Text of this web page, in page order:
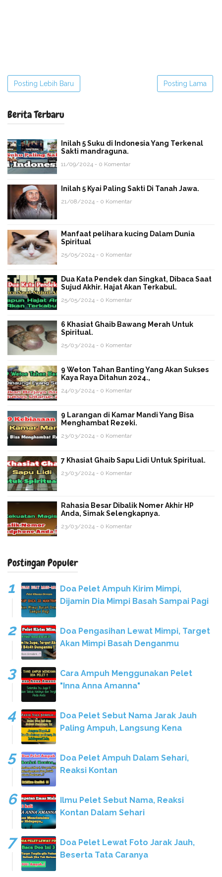
Posting Lebih Baru Posting Lama
Berita Terbaru
Inilah 5 Suku di Indonesia Yang Terkenal
Sakti mandraguna.
11/09/2024 - 0 Komentar
Inilah 5 Kyai Paling Sakti Di Tanah Jawa.
21/08/2024 - 0 Komentar
Manfaat pelihara kucing Dalam Dunia
Spiritual
25/05/2024 - 0 Komentar
Dua Kata Pendek dan Singkat, Dibaca Saat
Sujud Akhir. Hajat Akan Terkabul.
25/05/2024 - 0 Komentar
6 Khasiat Ghaib Bawang Merah Untuk
Spiritual.
25/03/2024 - 0 Komentar
9 Weton Tahan Banting Yang Akan Sukses
Kaya Raya Ditahun 2024.,
24/03/2024 - 0 Komentar
9 Larangan di Kamar Mandi Yang Bisa
Menghambat Rezeki.
23/03/2024 - 0 Komentar
7 Khasiat Ghaib Sapu Lidi Untuk Spiritual.
23/03/2024 - 0 Komentar
Rahasia Besar Dibalik Nomer Akhir HP
Anda, Simak Selengkapnya.
23/03/2024 - 0 Komentar
Postingan Populer
Doa Pelet Ampuh Kirim Mimpi,
Dijamin Dia Mimpi Basah Sampai Pagi
Doa Pengasihan Lewat Mimpi, Target
Akan Mimpi Basah Denganmu
Cara Ampuh Menggunakan Pelet
"Inna Anna Amanna"
Doa Pelet Sebut Nama Jarak Jauh
Paling Ampuh, Langsung Kena
Doa Pelet Ampuh Dalam Sehari,
Reaksi Kontan
Ilmu Pelet Sebut Nama, Reaksi
Kontan Dalam Sehari
Doa Pelet Lewat Foto Jarak Jauh,
Beserta Tata Caranya